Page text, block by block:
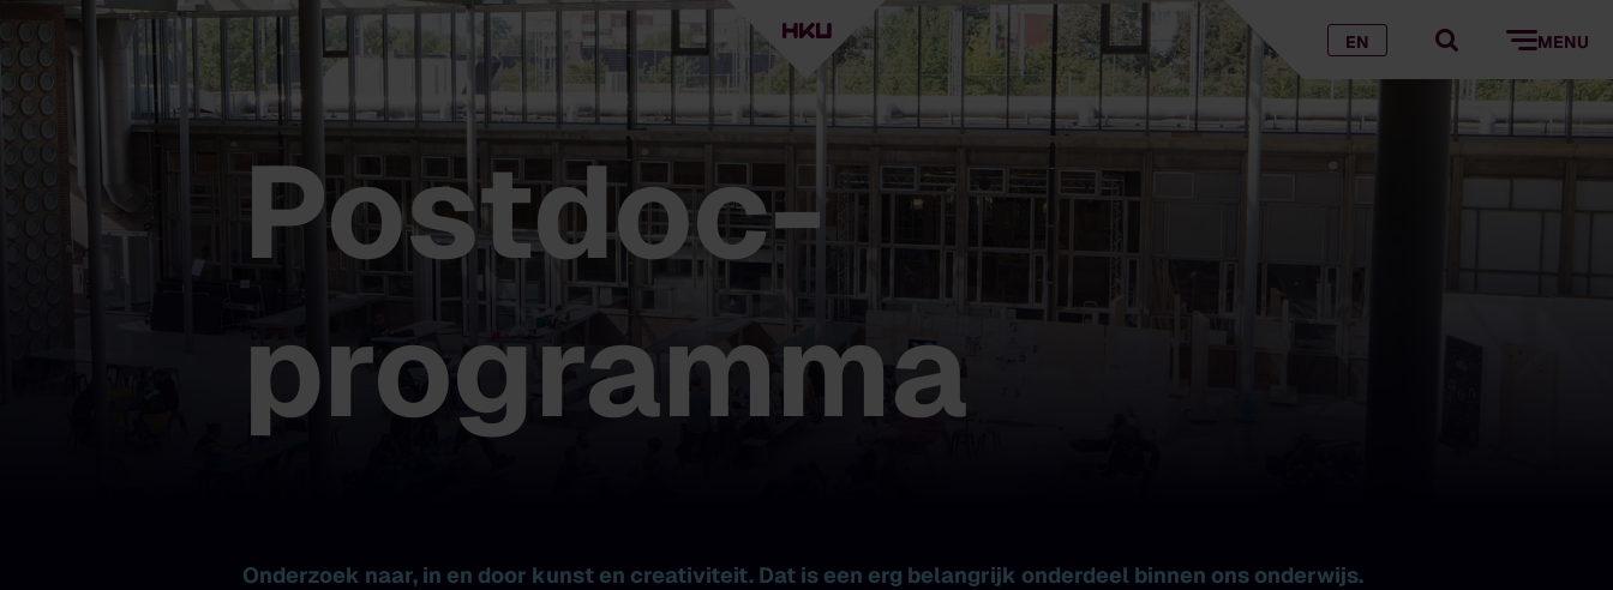
EN MENU
Postdoc-
programma
Onderzoek naar, in en door kunst en creativiteit. Dat is een erg belangrijk onderdeel binnen ons onderwijs.